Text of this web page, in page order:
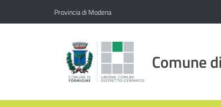
Provincia di Modena
Comune